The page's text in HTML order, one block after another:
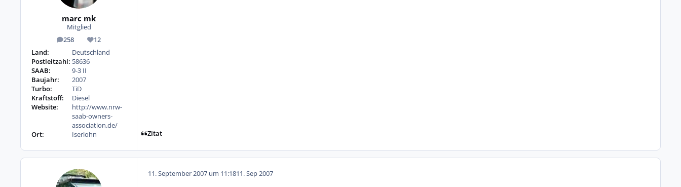
marc mk
Mitglied
258
Beiträge 12
Reputation
Land:
Deutschland
Postleitzahl: 58636
SAAB:
9-3 II
Baujahr:
2007
Turbo:
TiD
Kraftstoff:
Diesel
Website:
http://www.nrw-
saab-owners-
association.de/
Ort:
Iserlohn Zitat
11. September 2007 um 11:1811. Sep 2007